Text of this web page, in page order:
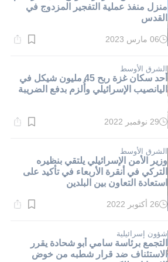
منزل منفذ عملية التفجير المزدوج في
القدس
وقت
دقيقة.
06 مارس 2023
الشرق الأوسط
أحد سكان غزة ربح 45 مليون شيكل في
اليانصيب الإسرائيلي وأُلزم بدفع الضريبة
وقت
دقيقة.
29 نوفمبر 2022
الشرق الأوسط
وزير الأمن الإسرائيلي يلتقي بنظيره
التركي في أنقرة الأربعاء في تأكيد على
استعادة التعاون بين البلدين
وقت
دقيقة.
26 أكتوبر 2022
شؤون إسرائيلية
التجمع برئاسة سامي أبو شحادة يقرر
الاستئناف ضد قرار شطبه من خوض